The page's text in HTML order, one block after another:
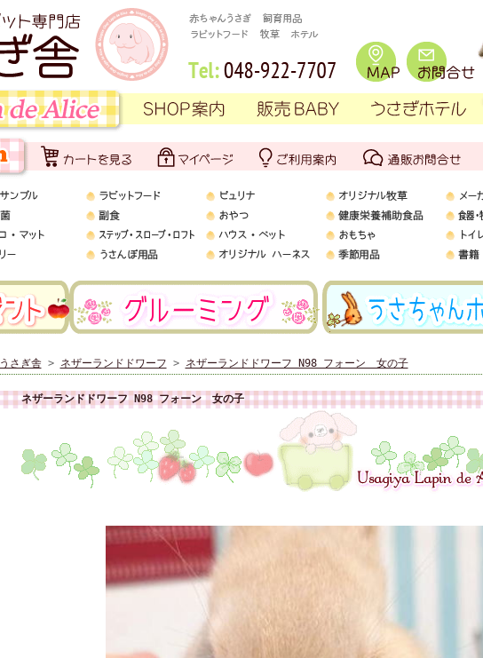
うさぎ舎> ネザーランドドワーフ > ネザーランドドワーフ N98 フォーン 女の子
ネザーランドドワーフ N98 フォーン 女の子